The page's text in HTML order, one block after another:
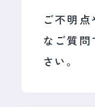
ご不明
なご質
さい。
長年にわたり
御礼申し上げま
現在ご利用い
修理のご依頼に
会をいた
長年にわ
様には、